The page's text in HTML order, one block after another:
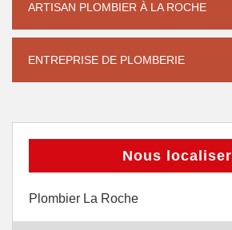
ARTISAN PLOMBIER À LA ROCHE
ENTREPRISE DE PLOMBERIE
Nous localiser
Plombier La Roche